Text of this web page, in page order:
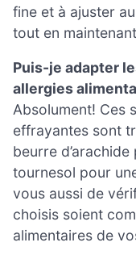
fine et à ajuster
tout en
Puis-je adapter
allergies
Absolument! Ces
effrayantes sont
beurre
tournesol pour
vous aussi de
choisis soient
alimentaires de